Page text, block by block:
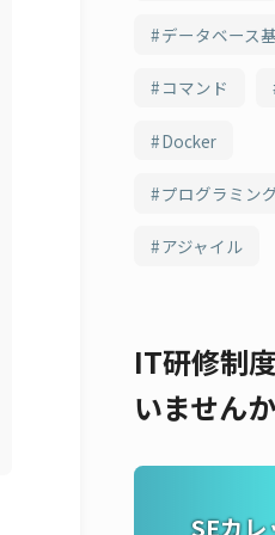
データベース
コマンド
Docker
プログラミン
アジャイル
IT研修制
いません
SEカ